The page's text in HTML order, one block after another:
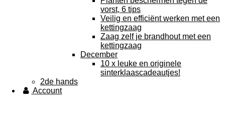
vorst, 6 tips
Veilig en efficiënt werken met een
kettingzaag
Zaag zelf je brandhout met een
kettingzaag
December
10 x leuke en originele
sinterklaascadeautjes!
2de hands
Account